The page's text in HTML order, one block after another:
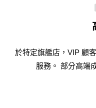
於特定旗艦店，VIP 顧
服務。 部分高端